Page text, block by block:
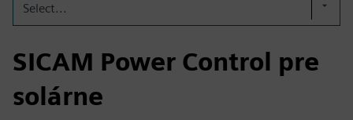
Select...
SICAM Power Control pre
solárne